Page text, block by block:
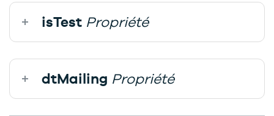
isTest Propriété
dtMailing Propriété